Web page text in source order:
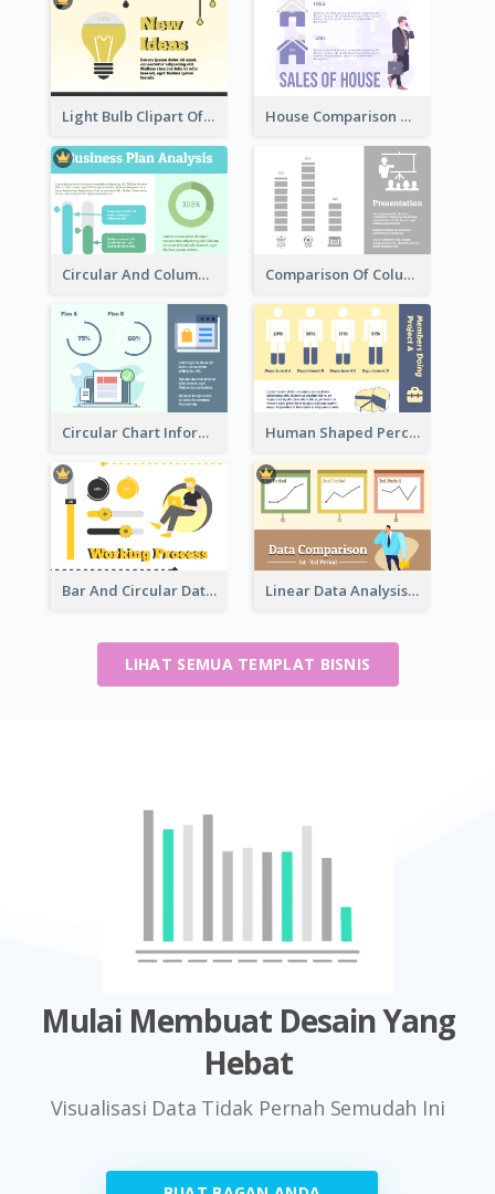
Light Bulb Clipart Of New Ideas House Comparison With Information
Circular And Column Information Comparison Of Column Clipart
Circular Chart Information Comparison Human Shaped Percentage
Bar And Circular Data Analysis Linear Data Analysis Comparison
LIHAT SEMUA TEMPLAT BISNIS
Mulai Membuat Desain Yang
Hebat
Visualisasi Data Tidak Pernah Semudah Ini